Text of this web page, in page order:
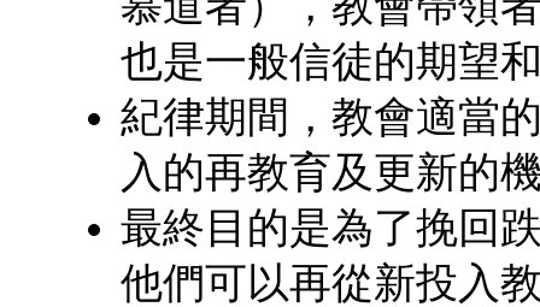
也是一般信徒的期望
紀律期間，教會適當
入的再教育及更新的
最終目的是為了挽回
他們可以再從新投入